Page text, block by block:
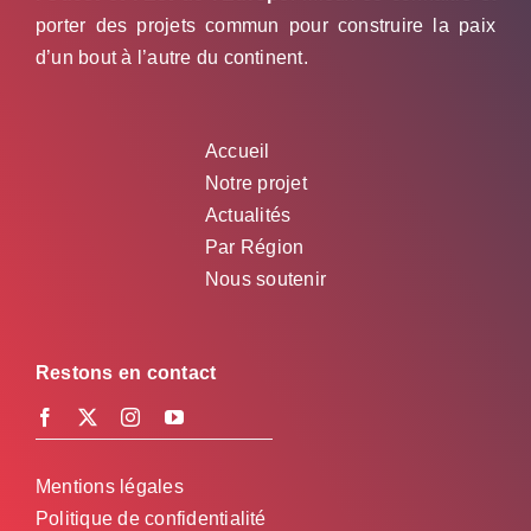
porter des projets commun pour construire la paix
d’un bout à l’autre du continent.
Accueil
Notre projet
Actualités
Par Région
Nous soutenir
Restons en contact
Mentions légales
Politique de confidentialité